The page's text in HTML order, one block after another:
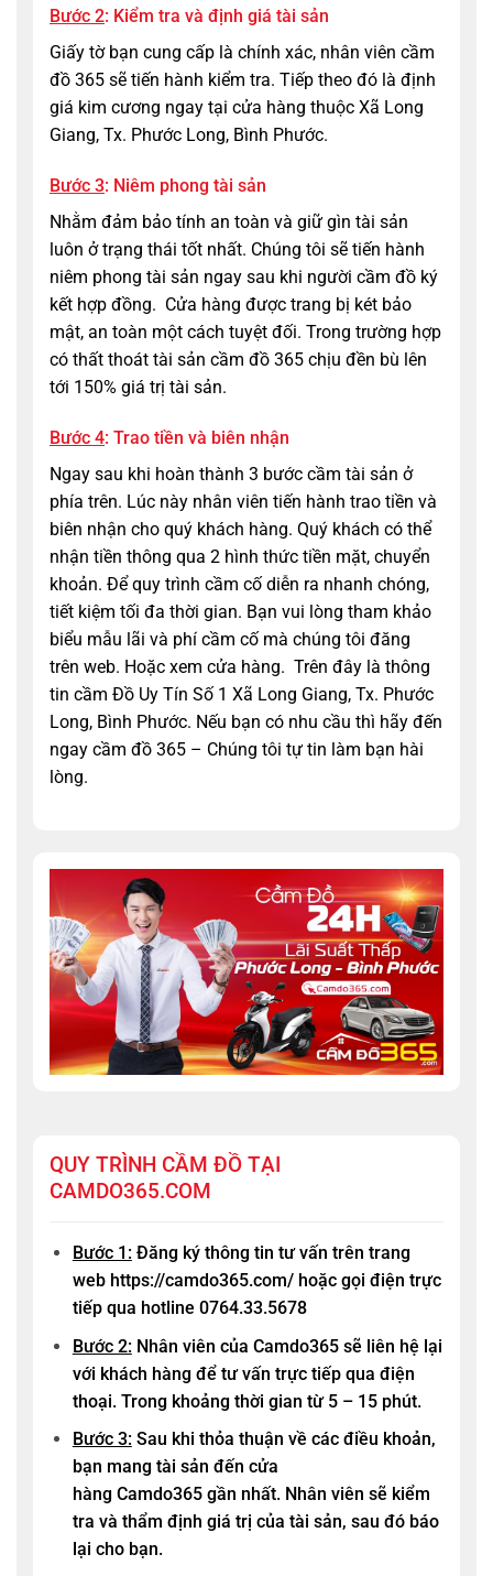
Bước 2: Kiểm tra và định giá tài sản
Giấy tờ bạn cung cấp là chính xác, nhân viên cầm
đồ 365 sẽ tiến hành kiểm tra. Tiếp theo đó là định
giá kim cương ngay tại cửa hàng thuộc Xã Long
Giang, Tx. Phước Long, Bình Phước.
Bước 3: Niêm phong tài sản
Nhằm đảm bảo tính an toàn và giữ gìn tài sản
luôn ở trạng thái tốt nhất. Chúng tôi sẽ tiến hành
niêm phong tài sản ngay sau khi người cầm đồ ký
kết hợp đồng. Cửa hàng được trang bị két bảo
mật, an toàn một cách tuyệt đối. Trong trường hợp
có thất thoát tài sản cầm đồ 365 chịu đền bù lên
tới 150% giá trị tài sản.
Bước 4: Trao tiền và biên nhận
Ngay sau khi hoàn thành 3 bước cầm tài sản ở
phía trên. Lúc này nhân viên tiến hành trao tiền và
biên nhận cho quý khách hàng. Quý khách có thể
nhận tiền thông qua 2 hình thức tiền mặt, chuyển
khoản. Để quy trình cầm cố diễn ra nhanh chóng,
tiết kiệm tối đa thời gian. Bạn vui lòng tham khảo
biểu mẫu lãi và phí cầm cố mà chúng tôi đăng
trên web. Hoặc xem cửa hàng. Trên đây là thông
tin cầm Đồ Uy Tín Số 1 Xã Long Giang, Tx. Phước
Long, Bình Phước. Nếu bạn có nhu cầu thì hãy đến
ngay cầm đồ 365 – Chúng tôi tự tin làm bạn hài
lòng.
QUY TRÌNH CẦM ĐỒ TẠI
CAMDO365.COM
Bước 1: Đăng ký thông tin tư vấn trên trang
web https://camdo365.com/hoặc gọi điện trực
tiếp qua hotline 0764.33.5678
Bước 2: Nhân viên của Camdo365sẽ liên hệ lại
với khách hàng để tư vấn trực tiếp qua điện
thoại. Trong khoảng thời gian từ 5 – 15 phút.
Bước 3: Sau khi thỏa thuận về các điều khoản,
bạn mang tài sản đến cửa
hàng Camdo365gần nhất. Nhân viên sẽ kiểm
tra và thẩm định giá trị của tài sản, sau đó báo
lại cho bạn.